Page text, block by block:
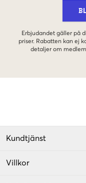
Erbjudandet gäller på
priser. Rabatten kan ej
detaljer om
Kundtjänst
Villkor